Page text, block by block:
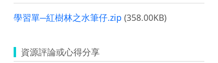
學習單─紅樹林之水筆仔.zip (358.00KB)
資源評論或心得分享